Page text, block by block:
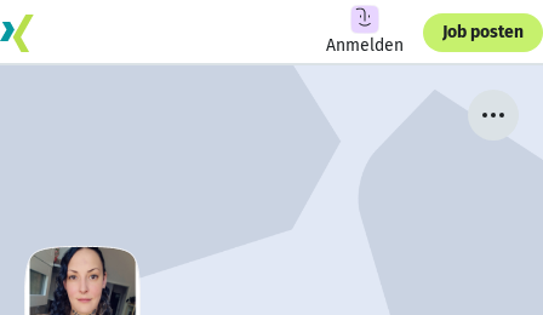
Anmelden
Job posten